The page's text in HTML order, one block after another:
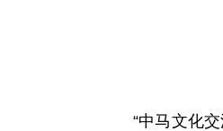
“中马文化